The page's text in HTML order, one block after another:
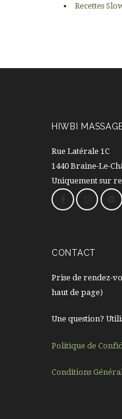
Recettes
HIWBI
Rue Latérale 1C
1440 Braine-Le-
Uniquement sur
CONTACT
Prise de rendez-
haut de page)
Une question?
Politique de
Conditions